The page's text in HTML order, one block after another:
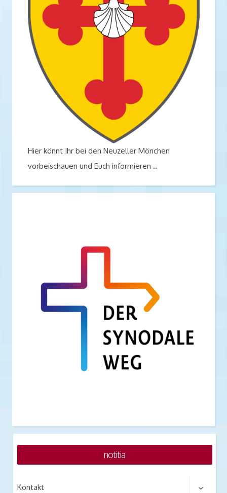
Hier könnt Ihr bei den Neuzeller Mönchen
vorbeischauen und Euch informieren ..
notitia
Kontakt